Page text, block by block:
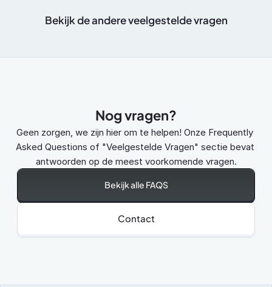
Bekijk de andere veelgestelde vragen
Nog vragen?
Geen zorgen, we zijn hier om te helpen! Onze Frequently
Asked Questions of "Veelgestelde Vragen" sectie bevat
antwoorden op de meest voorkomende vragen.
Bekijk alle FAQS
Contact